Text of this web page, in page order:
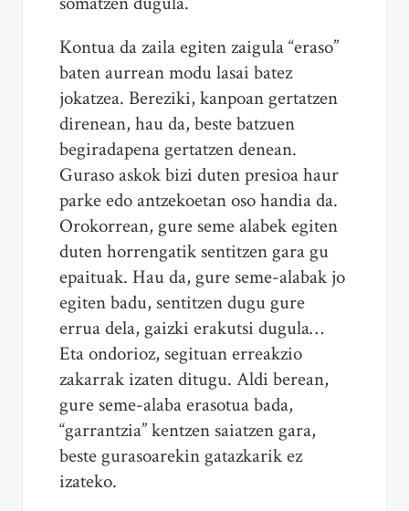
Kontua da zaila egiten zaigula “eraso”
baten aurrean modu lasai batez
jokatzea. Bereziki, kanpoan gertatzen
direnean, hau da, beste batzuen
begiradapena gertatzen denean.
Guraso askok bizi duten presioa haur
parke edo antzekoetan oso handia da.
Orokorrean, gure seme alabek egiten
duten horrengatik sentitzen gara gu
epaituak. Hau da, gure seme-alabak jo
egiten badu, sentitzen dugu gure
errua dela, gaizki erakutsi dugula…
Eta ondorioz, segituan erreakzio
zakarrak izaten ditugu. Aldi berean,
gure seme-alaba erasotua bada,
“garrantzia” kentzen saiatzen gara,
beste gurasoarekin gatazkarik ez
izateko.